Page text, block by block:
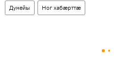
Дунейы Ног хабӕрттӕ